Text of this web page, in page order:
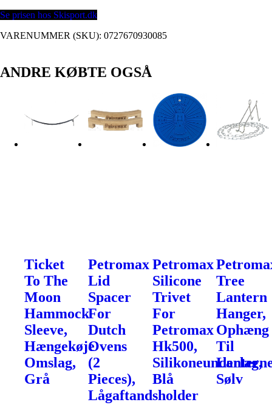
Se prisen hos Skisport.dk
VARENUMMER (SKU): 0727670930085
ANDRE KØBTE OGSÅ
Ticket
To The
Moon
Hammock
Sleeve,
Hængekøje
Omslag,
Grå
Petromax
Lid
Spacer
For
Dutch
Ovens
(2
Pieces),
Lågaftandsholder
Petromax
Silicone
Trivet
For
Petromax
Hk500,
Silikoneunderlag,
Blå
Tree
Lantern
Hanger,
Ophæng
Til
Sølv